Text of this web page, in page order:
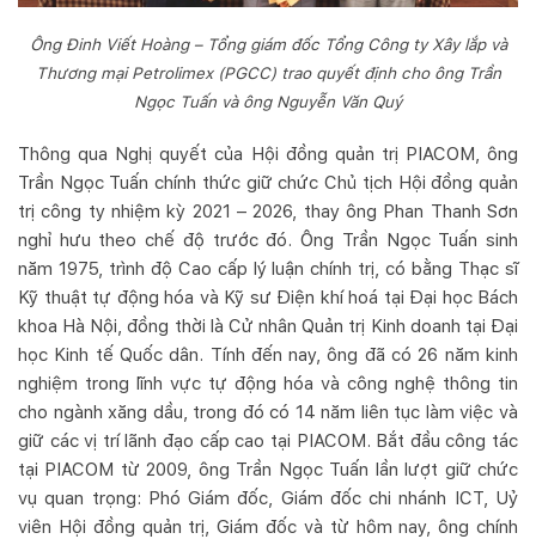
Ông Đinh Viết Hoàng – Tổng giám đốc Tổng Công ty Xây lắp và
Thương mại Petrolimex (PGCC) trao quyết định cho ông Trần
Ngọc Tuấn và ông Nguyễn Văn Quý
Thông qua Nghị quyết của Hội đồng quản trị PIACOM, ông
Trần Ngọc Tuấn chính thức giữ chức Chủ tịch Hội đồng quản
trị công ty nhiệm kỳ 2021 – 2026, thay ông Phan Thanh Sơn
nghỉ hưu theo chế độ trước đó. Ông Trần Ngọc Tuấn sinh
năm 1975, trình độ Cao cấp lý luận chính trị, có bằng Thạc sĩ
Kỹ thuật tự động hóa và Kỹ sư Điện khí hoá tại Đại học Bách
khoa Hà Nội, đồng thời là Cử nhân Quản trị Kinh doanh tại Đại
học Kinh tế Quốc dân. Tính đến nay, ông đã có 26 năm kinh
nghiệm trong lĩnh vực tự động hóa và công nghệ thông tin
cho ngành xăng dầu, trong đó có 14 năm liên tục làm việc và
giữ các vị trí lãnh đạo cấp cao tại PIACOM. Bắt đầu công tác
tại PIACOM từ 2009, ông Trần Ngọc Tuấn lần lượt giữ chức
vụ quan trọng: Phó Giám đốc, Giám đốc chi nhánh ICT, Uỷ
viên Hội đồng quản trị, Giám đốc và từ hôm nay, ông chính